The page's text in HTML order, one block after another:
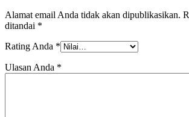
Alamat email Anda tidak akan dipublikasikan.
ditandai *
Rating Anda *
Ulasan Anda *